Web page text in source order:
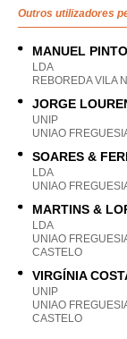
Outros utilizadores
MANUEL
LDA
REBOREDA VILA
JORGE
UNIP
UNIAO
SOARES &
LDA
UNIAO
MARTINS &
LDA
UNIAO
CASTELO
VIRGÍNIA
UNIP
UNIAO
CASTELO